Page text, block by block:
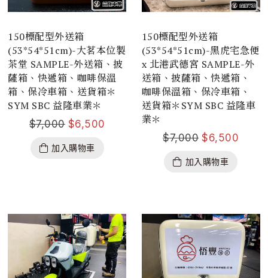
150標配型外送箱
(53*54*51cm)-大茗本位製
茶堂 SAMPLE-外送箱、披
薩箱、快遞箱、咖啡保溫
箱、保冷車箱、送貨箱＊
SYM SBC 益隆車業＊
$7,000 $6,500
加入購物車
150標配型外送箱
(53*54*51cm)-黑虎宅急便
x 北港武德宮 SAMPLE-外
送箱、披薩箱、快遞箱、
咖啡保溫箱、保冷車箱、
送貨箱＊SYM SBC 益隆車
業＊
$7,000 $6,500
加入購物車